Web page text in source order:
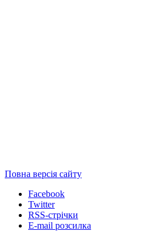
Повна версія сайту
Facebook
Twitter
RSS-стрічки
E-mail розсилка